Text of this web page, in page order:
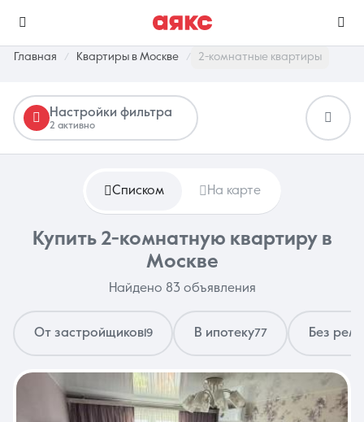
г. Москва
Недвижимость Услуги
О компании Контакты
Главная Квартиры в Москве 2-комнатные квартиры
Настройки фильтра
2 активно
Списком На карте
Купить 2-комнатную квартиру в
Москве
Найдено 83 объявления
От застройщиков19 В ипотеку77 Без